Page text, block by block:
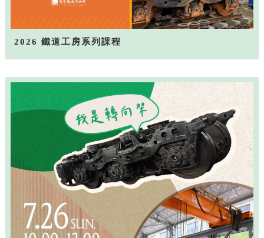
2026 鐵道工房系列課程